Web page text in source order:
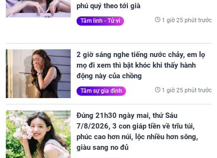
phú quý theo tới già
Tâm linh - Tử vi 1 giờ 25 phút trước
2 giờ sáng nghe tiếng nước chảy, em lọ
mọ đi xem thì bật khóc khi thấy hành
động này của chồng
Tâm sự gia đình 1 giờ 25 phút trước
Đúng 21h30 ngày mai, thứ Sáu
7/8/2026, 3 con giáp tiền về trĩu túi,
phúc cao hơn núi, lộc nhiều hơn sông,
giàu sang no đủ